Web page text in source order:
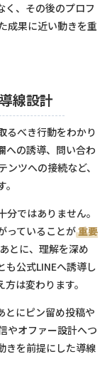
、その後のプロフ
成果に近い動きを重
線設計
るべき行動をわかり
への誘導、問い合わ
ツへの接続など、
ではありません。
っていることが重要
とに、理解を深め
も公式LINEへ誘導し
は変わります。
にピン留め投稿や
やオファー設計へつ
きを前提にした導線